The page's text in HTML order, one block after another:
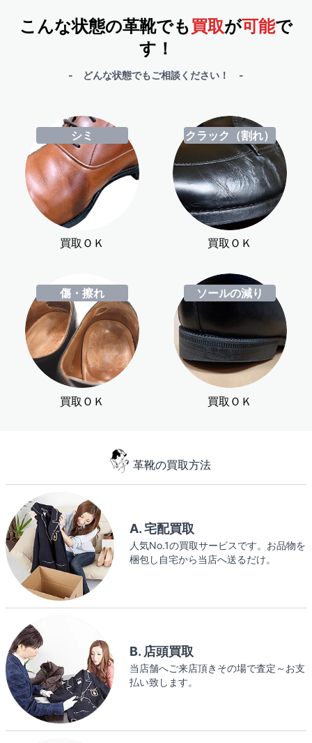
こんな状態の革靴でも買取が可能で
す！
- どんな状態でもご相談ください！ -
シミ
買取ＯＫ
クラック（割れ）
買取ＯＫ
傷・擦れ
買取ＯＫ
ソールの減り
買取ＯＫ
革靴の買取方法
A. 宅配買取
人気No.1の買取サービスです。お品物を
梱包し自宅から当店へ送るだけ。
B. 店頭買取
当店舗へご来店頂きその場で査定～お支
払い致します。